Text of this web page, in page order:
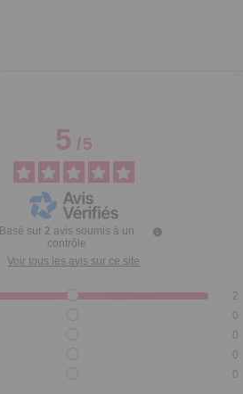
5/5
Basé sur 2 avis soumis à un
contrôle
Voir tous les avis sur ce site
2
0
0
0
0